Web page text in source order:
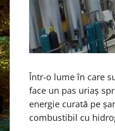
Într-o lume în care
face un pas uriaș
energie curată pe
combustibil cu